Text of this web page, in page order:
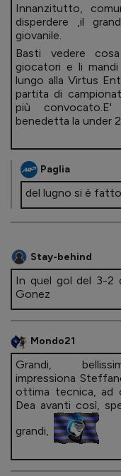
Innanzitutto,
disperdere ,il
giovanile.
Basti vedere
giocatori e li
lungo alla Virtus
partita di
più convocato.E'
benedetta la under
Paglia
del lugno si è
Stay-behind
In quel gol del 3-2
Gonez
Mondo21
Grandi,
impressiona
ottima tecnica, ad
Dea avanti così,
grandi,